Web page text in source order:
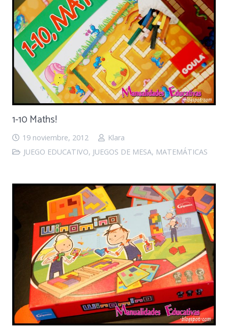
1-10 Maths!
19 noviembre, 2012
Klara
JUEGO EDUCATIVO, JUEGOS DE MESA, MATEMÁTICAS